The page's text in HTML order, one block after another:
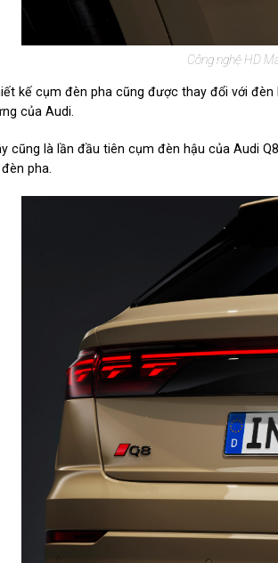
Công nghệ HD
kế cụm đèn pha cũng được thay đổi với
của Audi.
cũng là lần đầu tiên cụm đèn hậu của Audi
pha.